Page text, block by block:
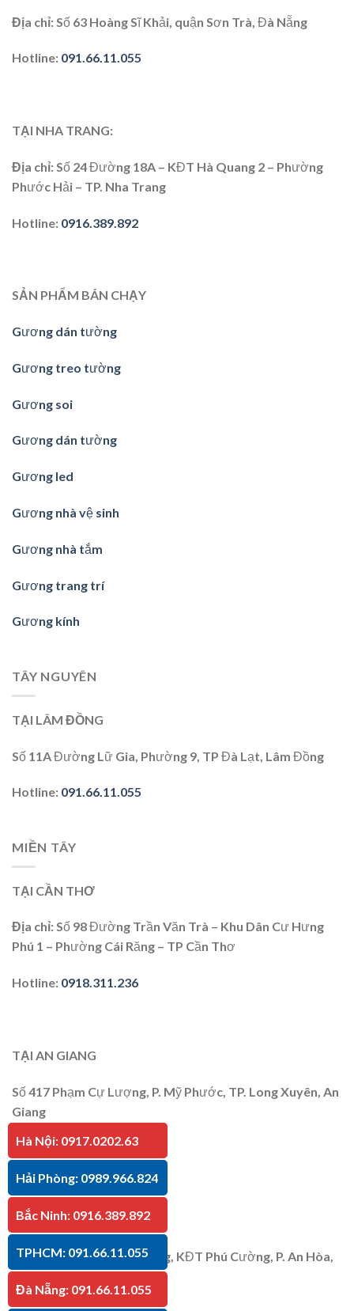
Địa chỉ: Số 63 Hoàng Sĩ Khải, quận Sơn Trà, Đà Nẵng
Hotline: 091.66.11.055
TẠI NHA TRANG:
Địa chỉ: Số 24 Đường 18A – KĐT Hà Quang 2 – Phường
Phước Hải – TP. Nha Trang
Hotline: 0916.389.892
SẢN PHẨM BÁN CHẠY
Gương dán tường
Gương treo tường
Gương soi
Gương dán tường
Gương led
Gương nhà vệ sinh
Gương nhà tắm
Gương trang trí
Gương kính
TÂY NGUYÊN
TẠI LÂM ĐỒNG
Số 11A Đường Lữ Gia, Phường 9, TP Đà Lạt, Lâm Đồng
Hotline: 091.66.11.055
MIỀN TÂY
TẠI CẦN THƠ
Địa chỉ: Số 98 Đường Trần Văn Trà – Khu Dân Cư Hưng
Phú 1 – Phường Cái Răng – TP Cần Thơ
Hotline: 0918.311.236
TẠI AN GIANG
Số 417 Phạm Cự Lượng, P. Mỹ Phước, TP. Long Xuyên, An
Giang
Hotline: 091.66.11.055
TẠI KIÊN GIANG
P30 Căn 07 Trần Bạch Đằng, KĐT Phú Cường, P. An Hòa,
TP. Rạch Giá, Kiên Giang
Hà Nội: 0917.0202.63
Hải Phòng: 0989.966.824
Bắc Ninh: 0916.389.892
TPHCM: 091.66.11.055
Đà Nẵng: 091.66.11.055